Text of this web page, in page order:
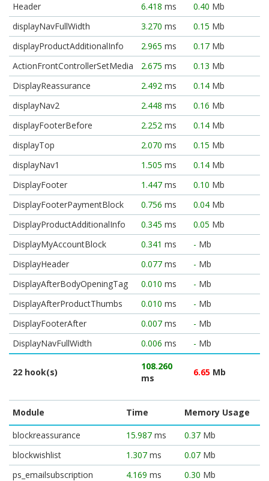
Header
6.418 ms 0.40 Mb
displayNavFullWidth
3.270 ms 0.15 Mb
displayProductAdditionalInfo
2.965 ms 0.17 Mb
ActionFrontControllerSetMedia
2.675 ms 0.13 Mb
DisplayReassurance
2.492 ms 0.14 Mb
displayNav2
2.448 ms 0.16 Mb
displayFooterBefore
2.252 ms 0.14 Mb
displayTop
2.070 ms 0.15 Mb
displayNav1
1.505 ms 0.14 Mb
DisplayFooter
1.447 ms 0.10 Mb
DisplayFooterPaymentBlock
0.756 ms 0.04 Mb
DisplayProductAdditionalInfo
0.345 ms 0.05 Mb
DisplayMyAccountBlock
0.341 ms - Mb
DisplayHeader
0.077 ms - Mb
DisplayAfterBodyOpeningTag
0.010 ms - Mb
DisplayAfterProductThumbs
0.010 ms - Mb
DisplayFooterAfter
0.007 ms - Mb
DisplayNavFullWidth
0.006 ms - Mb
22 hook(s)
108.260
ms
6.65 Mb
Module Time
Memory Usage
blockreassurance
15.987 ms 0.37 Mb
blockwishlist
1.307 ms 0.07 Mb
ps_emailsubscription
4.169 ms 0.30 Mb